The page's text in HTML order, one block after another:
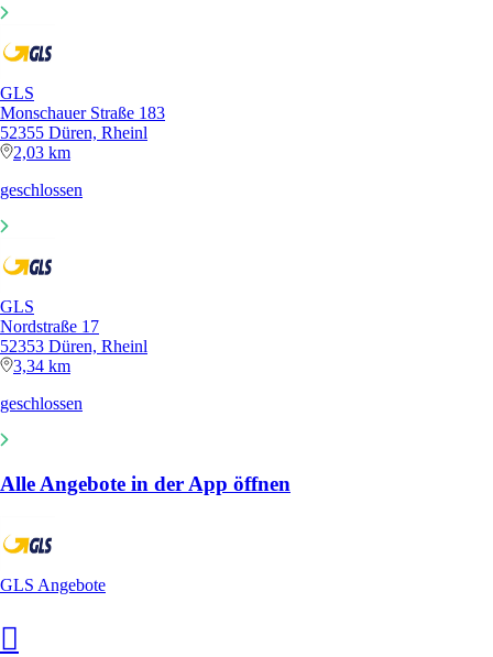
GLS
Monschauer Straße 183
52355 Düren, Rheinl
2,03 km
geschlossen
GLS
Nordstraße 17
52353 Düren, Rheinl
3,34 km
geschlossen
Alle Angebote in der App öffnen
GLS Angebote